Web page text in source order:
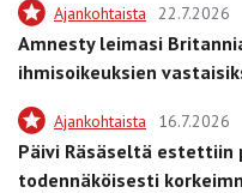
Ajankohtaista 22.7.2026
Amnesty leimasi
ihmisoikeuksien
Ajankohtaista 16.7.2026
Päivi Räsäseltä estettiin
todennäköisesti